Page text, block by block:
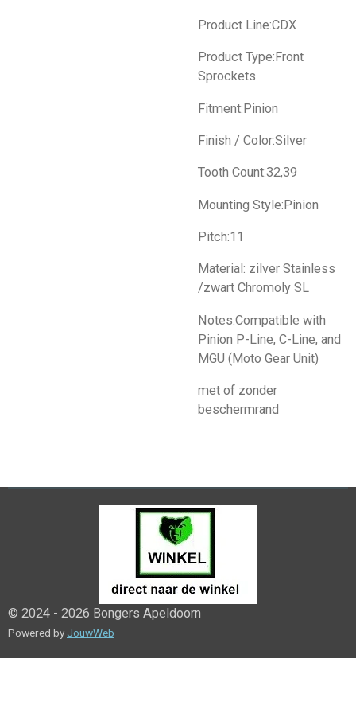
Product Line:CDX
Product Type:Front
Sprockets
Fitment:Pinion
Finish / Color:Silver
Tooth Count:32,39
Mounting Style:Pinion
Pitch:11
Material: zilver Stainless
/zwart Chromoly SL
Notes:Compatible with
Pinion P-Line, C-Line, and
MGU (Moto Gear Unit)
met of zonder
beschermrand
© 2024 - 2026 Bongers Apeldoorn
Powered by JouwWeb